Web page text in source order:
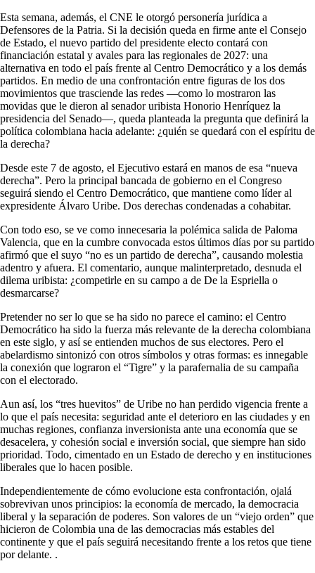
Esta semana, además, el CNE le otorgó personería jurídica a
Defensores de la Patria. Si la decisión queda en firme ante el Consejo
de Estado, el nuevo partido del presidente electo contará con
financiación estatal y avales para las regionales de 2027: una
alternativa en todo el país frente al Centro Democrático y a los demás
partidos. En medio de una confrontación entre figuras de los dos
movimientos que trasciende las redes —como lo mostraron las
movidas que le dieron al senador uribista Honorio Henríquez la
presidencia del Senado—, queda planteada la pregunta que definirá la
política colombiana hacia adelante: ¿quién se quedará con el espíritu de
la derecha?
Desde este 7 de agosto, el Ejecutivo estará en manos de esa “nueva
derecha”. Pero la principal bancada de gobierno en el Congreso
seguirá siendo el Centro Democrático, que mantiene como líder al
expresidente Álvaro Uribe. Dos derechas condenadas a cohabitar.
Con todo eso, se ve como innecesaria la polémica salida de Paloma
Valencia, que en la cumbre convocada estos últimos días por su partido
afirmó que el suyo “no es un partido de derecha”, causando molestia
adentro y afuera. El comentario, aunque malinterpretado, desnuda el
dilema uribista: ¿competirle en su campo a de De la Espriella o
desmarcarse?
Pretender no ser lo que se ha sido no parece el camino: el Centro
Democrático ha sido la fuerza más relevante de la derecha colombiana
en este siglo, y así se entienden muchos de sus electores. Pero el
abelardismo sintonizó con otros símbolos y otras formas: es innegable
la conexión que lograron el “Tigre” y la parafernalia de su campaña
con el electorado.
Aun así, los “tres huevitos” de Uribe no han perdido vigencia frente a
lo que el país necesita: seguridad ante el deterioro en las ciudades y en
muchas regiones, confianza inversionista ante una economía que se
desacelera, y cohesión social e inversión social, que siempre han sido
prioridad. Todo, cimentado en un Estado de derecho y en instituciones
liberales que lo hacen posible.
Independientemente de cómo evolucione esta confrontación, ojalá
sobrevivan unos principios: la economía de mercado, la democracia
liberal y la separación de poderes. Son valores de un “viejo orden” que
hicieron de Colombia una de las democracias más estables del
continente y que el país seguirá necesitando frente a los retos que tiene
por delante. .